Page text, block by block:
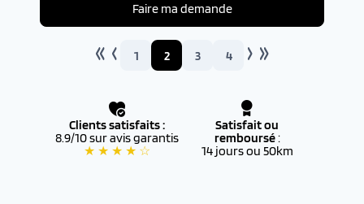
Faire ma demande
1 2 3 4
Clients satisfaits :
8.9/10 sur avis garantis
★ ★ ★ ★ ☆
Satisfait ou
remboursé:
14 jours ou 50km